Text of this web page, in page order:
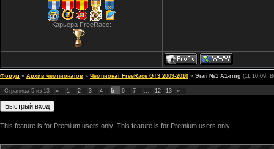
Карьера FreeRace:
Форум » Архив чемпионатов » Чемпионат FreeRace GT3 2009-2010 » Этап №1 A1-ring (11.10.09.
Страница 5 из 13 « 1 2 3 4 5 6 7 … 12 13 »
This feature is for Premium users only! This feature is for Premium users only!